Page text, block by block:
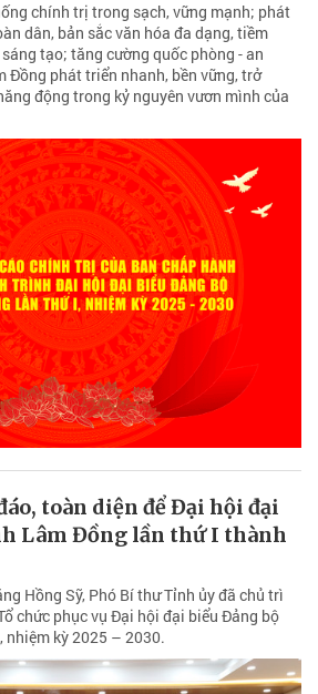
chính trị trong sạch, vững mạnh; phát
dân, bản sắc văn hóa đa dạng, tiềm
tạo; tăng cường quốc phòng - an
Đồng phát triển nhanh, bền vững, trở
động trong kỷ nguyên vươn mình của
toàn diện để Đại hội đại
Lâm Đồng lần thứ I thành
Hồng Sỹ, Phó Bí thư Tỉnh ủy đã chủ trì
chức phục vụ Đại hội đại biểu Đảng bộ
kỳ 2025 – 2030.